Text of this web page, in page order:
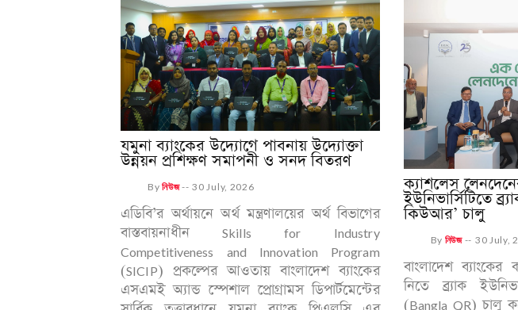
যমুনা ব্যাংকের উদ্যোগে পাবনায় উদ্যোক্তা
উন্নয়ন প্রশিক্ষণ সমাপনী ও সনদ বিতরণ
Byনিউজ-- 30 July, 2026
এডিবি’র অর্থায়নে অর্থ মন্ত্রণালয়ের অর্থ বিভাগের
বাস্তবায়নাধীন Skills for Industry
Competitiveness and Innovation Program
(SICIP) প্রকল্পের আওতায় বাংলাদেশ ব্যাংকের
এসএমই অ্যান্ড স্পেশাল প্রোগ্রামস ডিপার্টমেন্টের
ক্যাশলেস
ইউনিভার্সিটিতে
কিউআর’ চালু
By নিউজ-- 30 July,
বাংলাদেশ
নিতে ব্র্যাক
(Bangla QR) চালু